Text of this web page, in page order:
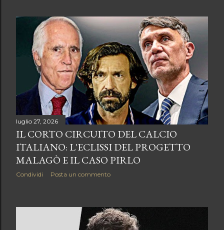
luglio 27, 2026
IL CORTO CIRCUITO DEL CALCIO
ITALIANO: L'ECLISSI DEL PROGETTO
MALAGÒ E IL CASO PIRLO
Condividi Posta un commento